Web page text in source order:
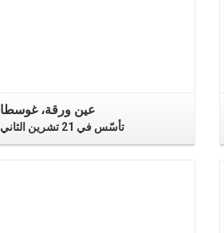
عين ورقة، غوسطا
تأسّس في 21 تشرين الثاني 1956